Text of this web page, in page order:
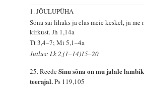
1. JÕULUPÜHA
Sõna sai lihaks ja elas meie keskel, ja me
kirkust.Jh 1,14a
Tt 3,4–7; Mi 5,1–4a
Jutlus: Lk 2,(1–14)15–20
25. ReedeSinu sõna on mu jalale
teerajal.Ps 119,105